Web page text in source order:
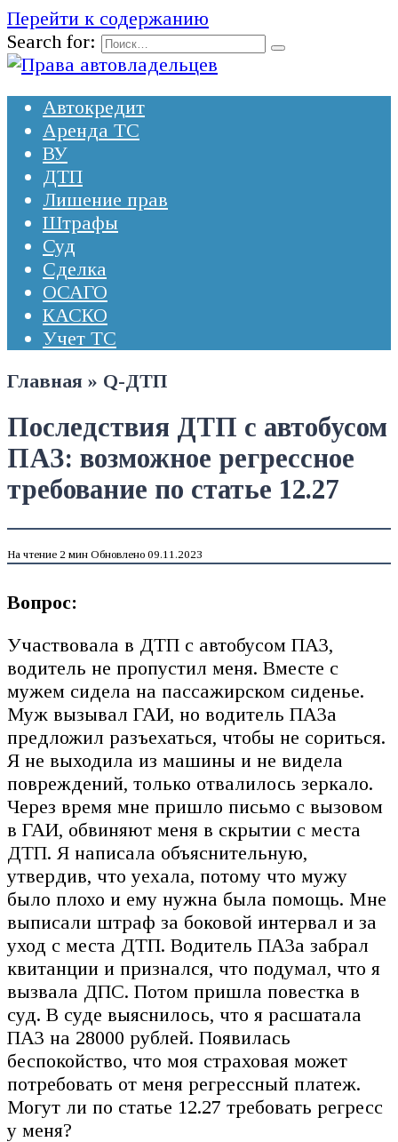
Перейти к содержанию
Search for:
Автокредит
Аренда ТС
ВУ
ДТП
Лишение прав
Штрафы
Суд
Сделка
ОСАГО
КАСКО
Учет ТС
Главная » Q-ДТП
Последствия ДТП с автобусом
ПАЗ: возможное регрессное
требование по статье 12.27
На чтение 2 мин Обновлено 09.11.2023
Вопрос:
Участвовала в ДТП с автобусом ПАЗ,
водитель не пропустил меня. Вместе с
мужем сидела на пассажирском сиденье.
Муж вызывал ГАИ, но водитель ПАЗа
предложил разъехаться, чтобы не сориться.
Я не выходила из машины и не видела
повреждений, только отвалилось зеркало.
Через время мне пришло письмо с вызовом
в ГАИ, обвиняют меня в скрытии с места
ДТП. Я написала объяснительную,
утвердив, что уехала, потому что мужу
было плохо и ему нужна была помощь. Мне
выписали штраф за боковой интервал и за
уход с места ДТП. Водитель ПАЗа забрал
квитанции и признался, что подумал, что я
вызвала ДПС. Потом пришла повестка в
суд. В суде выяснилось, что я расшатала
ПАЗ на 28000 рублей. Появилась
беспокойство, что моя страховая может
потребовать от меня регрессный платеж.
Могут ли по статье 12.27 требовать регресс
у меня?